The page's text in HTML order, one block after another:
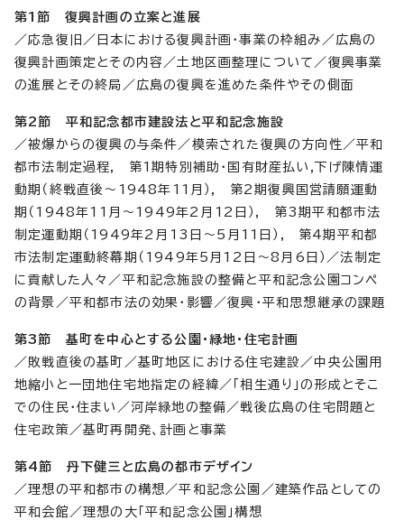
第1節 復興計画の立案と進展
／応急復旧／日本における復興計画・事業の枠組み／広島の
復興計画策定とその内容／土地区画整理について／復興事業
の進展とその終局／広島の復興を進めた条件やその側面
第2節 平和記念都市建設法と平和記念施設
／被爆からの復興の与条件／模索された復興の方向性／平和
都市法制定過程, 第1期特別補助・国有財産払い,下げ陳情運
動期（終戦直後～1948年11月）, 第2期復興国営請願運動
期（1948年11月～1949年2月12日）, 第3期平和都市法
制定運動期（1949年2月13日～5月11日）, 第4期平和都
市法制定運動終幕期（1949年5月12日～8月6日）／法制定
に貢献した人々／平和記念施設の整備と平和記念公園コンペ
の背景／平和都市法の効果・影響／復興・平和思想継承の課題
第3節 基町を中心とする公園・緑地・住宅計画
／敗戦直後の基町／基町地区における住宅建設／中央公園用
地縮小と一団地住宅地指定の経緯／「相生通り」の形成とそこ
での住民・住まい／河岸緑地の整備／戦後広島の住宅問題と
住宅政策／基町再開発、計画と事業
第4節 丹下健三と広島の都市デザイン
／理想の平和都市の構想／平和記念公園／建築作品としての
平和会館／理想の大「平和記念公園」構想